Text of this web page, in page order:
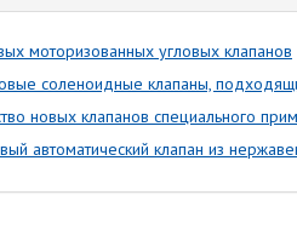
моторизованных угловых клапанов
соленоидные клапаны,
новых клапанов специального
автоматический клапан из